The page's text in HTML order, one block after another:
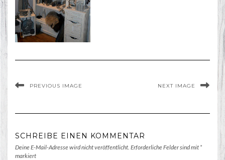
PREVIOUS IMAGE NEXT IMAGE
SCHREIBE EINEN KOMMENTAR
Deine E-Mail-Adresse wird nicht veröffentlicht. Erforderliche Felder sind mit *
markiert